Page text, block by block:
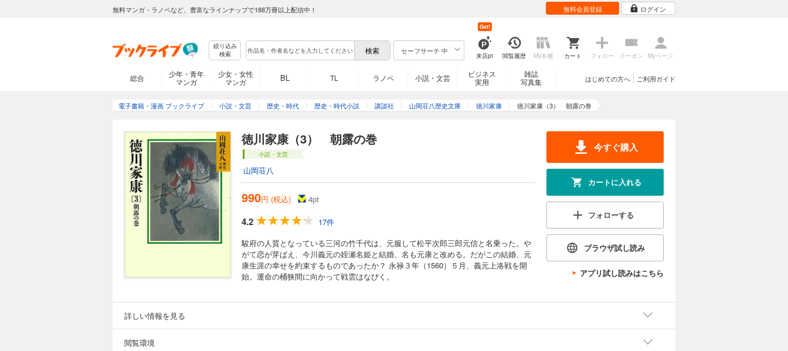
無料マンガ・ラノベなど、豊富なラインナップで188万冊以上配信中！ 無料会員登録 ログイン
絞り込み
検索
セーフサーチ 中
来店pt
Get!
閲覧履歴 My本棚 カート フォロー クーポン Myページ
総合
少年・青年
マンガ
少女・女性
マンガ
BL TL ラノベ 小説・文芸
ビジネス
実用
雑誌
写真集
ご利用ガイド
はじめての方へ
電子書籍・漫画 ブックライブ 小説・文芸 歴史・時代 歴史・時代小説 講談社 山岡荘八歴史文庫 徳川家康 徳川家康（3） 朝露の巻
徳川家康（3） 朝露の巻
小説・文芸
山岡荘八
990円 (税込) 4pt
4.2
17件
駿府の人質となっている三河の竹千代は、元服して松平次郎三郎元信と名乗った。や
がて恋が芽ばえ、今川義元の姪瀬名姫と結婚、名も元康と改める。だがこの結婚、元
康生涯の幸せを約束するものであったか？ 永禄３年（1560）５月、義元上洛戦を開
始。運命の桶狭間に向かって戦雲はなびく。
今すぐ購入
カートに入れる
フォローする
ブラウザ試し読み
アプリ試し読みはこちら
詳しい情報を見る
閲覧環境